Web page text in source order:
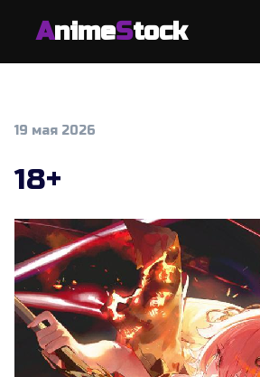
AnimeStock
19 мая 2026
18+